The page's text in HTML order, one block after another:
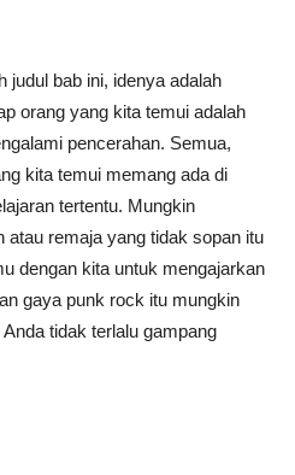
judul bab ini, idenya adalah
orang yang kita temui adalah
pencerahan. Semua,
kita temui memang ada di
tertentu. Mungkin
atau remaja yang tidak sopan itu
dengan kita untuk mengajarkan
gaya punk rock itu mungkin
tidak terlalu gampang